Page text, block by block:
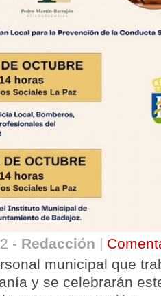
- Redacción |
municipal que
y se celebrarán